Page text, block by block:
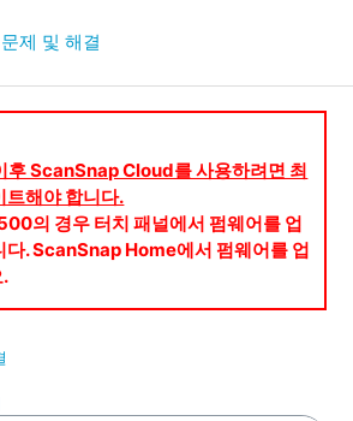
제 및 해결
ScanSnap Cloud를 사용하려면 최
트해야 합니다.
의 경우 터치 패널에서 펌웨어를 업
다. ScanSnap Home에서 펌웨어를 업